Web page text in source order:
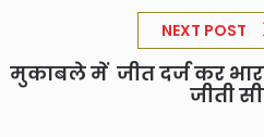
NEXT POST
मुकाबले में जीत दर्ज कर
जीती